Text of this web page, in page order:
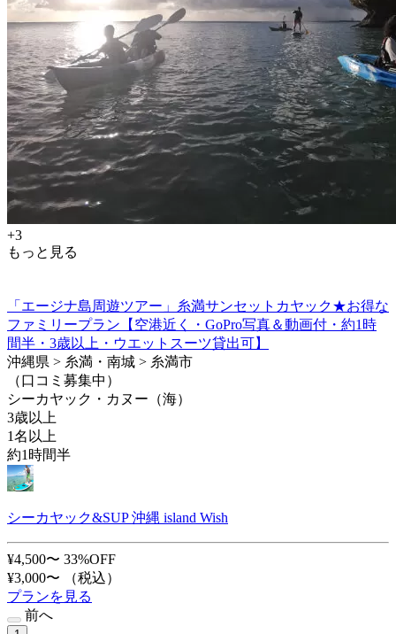
+3
もっと見る
「エージナ島周遊ツアー」糸満サンセットカヤック★お得な
ファミリープラン【空港近く・GoPro写真＆動画付・約1時
間半・3歳以上・ウエットスーツ貸出可】
沖縄県 > 糸満・南城 > 糸満市
（口コミ募集中）
シーカヤック・カヌー（海）
3歳以上
1名以上
約1時間半
シーカヤック&SUP 沖縄 island Wish
¥4,500〜 33%OFF
¥3,000〜
（税込）
プランを見る
前へ